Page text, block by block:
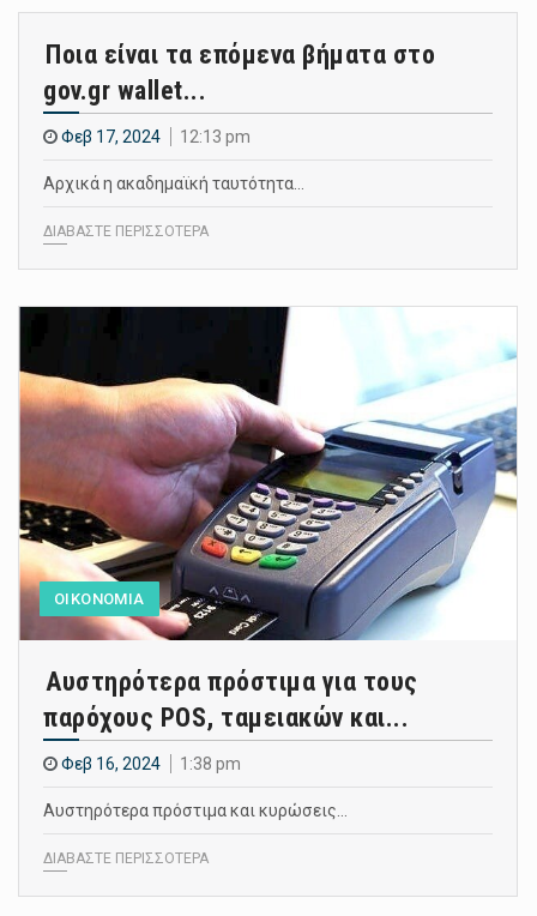
Ποια είναι τα επόμενα βήματα στο
gov.gr wallet...
Φεβ 17, 2024 12:13 pm
Αρχικά η ακαδημαϊκή ταυτότητα…
ΔΙΑΒΑΣΤΕ ΠΕΡΙΣΣΟΤΕΡΑ
ΟΙΚΟΝΟΜΙΑ
Αυστηρότερα πρόστιμα για τους
παρόχους POS, ταμειακών και...
Φεβ 16, 2024 1:38 pm
Αυστηρότερα πρόστιμα και κυρώσεις…
ΔΙΑΒΑΣΤΕ ΠΕΡΙΣΣΟΤΕΡΑ